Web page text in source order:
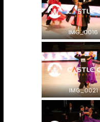
IMG_0016
IMG_0021